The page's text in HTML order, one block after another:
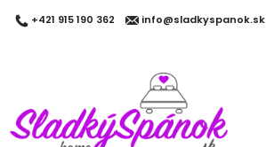
+421 915 190 362 info@sladkyspanok.sk